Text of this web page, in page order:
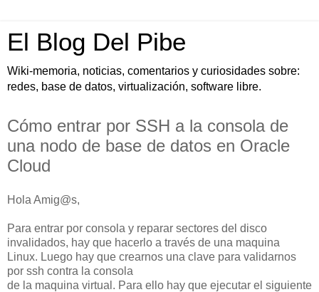
El Blog Del Pibe
Wiki-memoria, noticias, comentarios y curiosidades sobre:
redes, base de datos, virtualización, software libre.
Cómo entrar por SSH a la consola de
una nodo de base de datos en Oracle
Cloud
Hola Amig@s,
Para entrar por consola y reparar sectores del disco
invalidados, hay que hacerlo a través de una maquina
Linux. Luego hay que crearnos una clave para validarnos
por ssh contra la consola
de la maquina virtual. Para ello hay que ejecutar el siguiente